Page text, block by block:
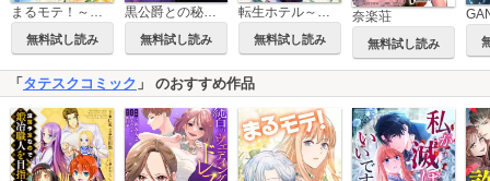
まるモテ！～まるいほどモテる世界で溺愛されました～【タテスク】
無料試し読み
黒公爵との秘めやかな契約
無料試し読み
転生ホテル～麗しのコンシェルジュに命を狙われています～【タテスク】
無料試し読み
奈楽荘
無料試し読み
「タテスクコミック 」 のおすすめ作品